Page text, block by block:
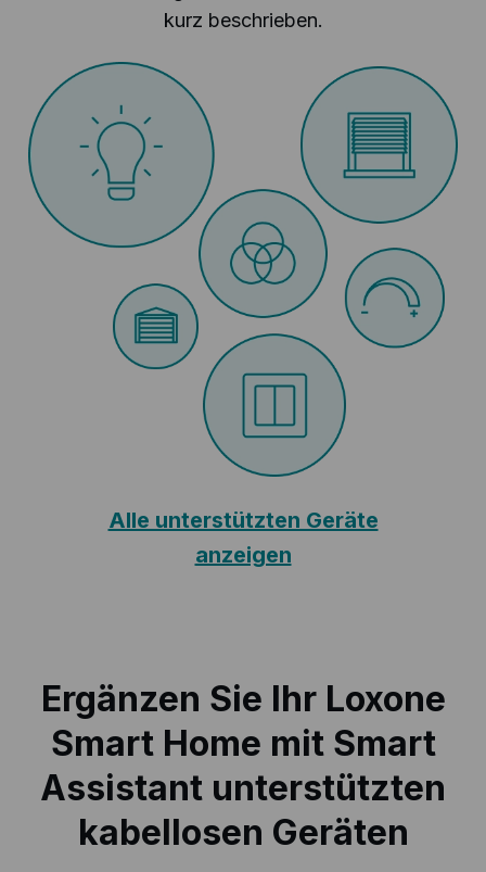
kurz beschrieben.
Alle unterstützten Geräte
anzeigen
Ergänzen Sie Ihr Loxone
Smart Home mit Smart
Assistant unterstützten
kabellosen Geräten